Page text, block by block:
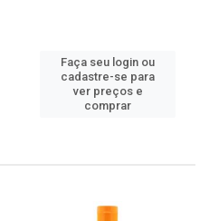
Faça seu login ou
cadastre-se para
ver preços e
comprar